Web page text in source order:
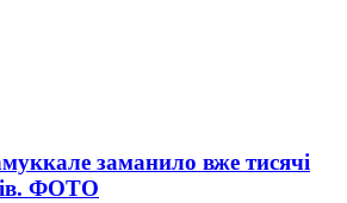
заманило вже тисячі
ФОТО